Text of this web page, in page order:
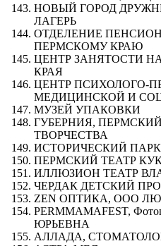
НОВЫЙ ГОРОД
ЛАГЕРЬ
ОТДЕЛЕНИЕ
ПЕРМСКОМУ КРАЮ
ЦЕНТР ЗАНЯТОСТИ
КРАЯ
ЦЕНТР ПСИХОЛОГО-
МЕДИЦИНСКОЙ И
МУЗЕЙ УПАКОВКИ
ГУБЕРНИЯ,
ТВОРЧЕСТВА
ИСТОРИЧЕСКИЙ
ПЕРМСКИЙ ТЕАТР
ИЛЛЮЗИОН ТЕАТР
ЧЕРДАК ДЕТСКИЙ
ZEN ОПТИКА, ООО
PERMMAMAFEST,
ЮРЬЕВНА
АЛЛАДА,